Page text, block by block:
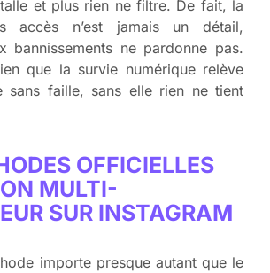
et plus rien ne filtre. De fait, la
accès n’est jamais un détail,
bannissements ne pardonne pas.
que la survie numérique relève
sans faille, sans elle rien ne tient
OFFICIELLES
MULTI-
SUR INSTAGRAM
importe presque autant que le